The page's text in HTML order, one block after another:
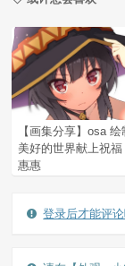
【画集分享】osa
美好的世界献上祝福
惠惠
登录后才能评论